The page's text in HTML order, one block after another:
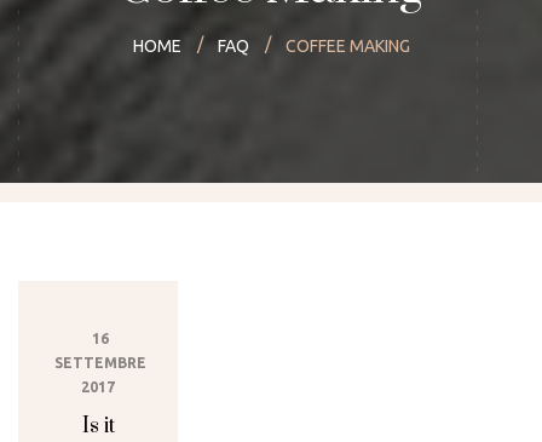
HOME FAQ COFFEE MAKING
16
SETTEMBRE
2017
Is it